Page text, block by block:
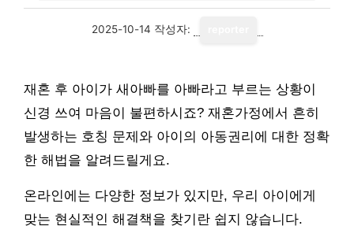
2025-10-14 작성자:
재혼 후 아이가 새아빠를 아빠라고 부르는 상황이
신경 쓰여 마음이 불편하시죠? 재혼가정에서 흔히
발생하는 호칭 문제와 아이의 아동권리에 대한 정확
한 해법을 알려드릴게요.
온라인에는 다양한 정보가 있지만, 우리 아이에게
맞는 현실적인 해결책을 찾기란 쉽지 않습니다.